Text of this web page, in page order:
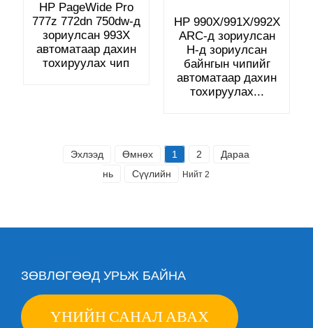
HP PageWide Pro
777z 772dn 750dw-д
зориулсан 993X
автоматаар дахин
тохируулах чип
HP 990X/991X/992X
ARC-д зориулсан
H-д зориулсан
байнгын чипийг
автоматаар дахин
тохируулах...
Эхлээд Өмнөх 1 2
Дараа
нь
Сүүлийн Нийт 2
ЗӨВЛӨГӨӨД УРЬЖ БАЙНА
ҮНИЙН САНАЛ АВАХ